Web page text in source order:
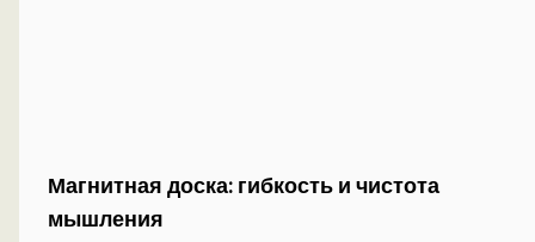
Магнитная доска: гибкость и чистота
мышления